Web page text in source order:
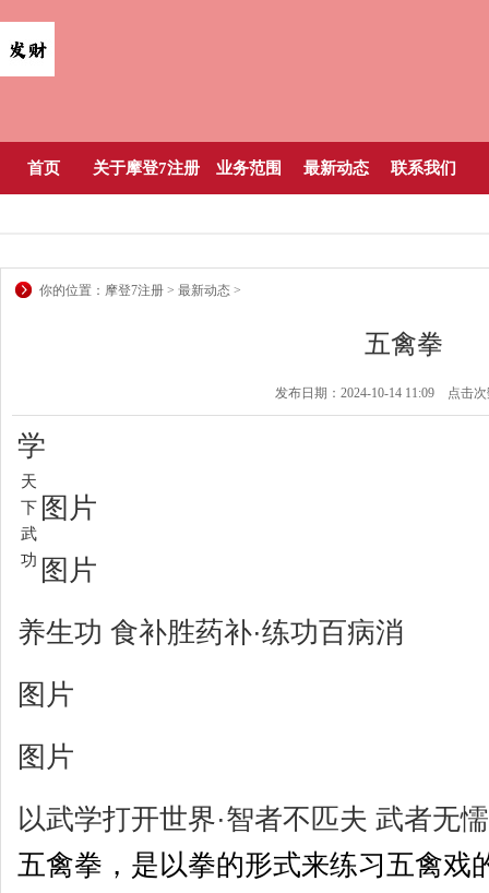
首页 关于摩登7注册 业务范围 最新动态 联系我们
你的位置： 摩登7注册 > 最新动态 >
五禽拳
发布日期：2024-10-14 11:09 点击次
学
天
下
武
功
图片
图片
养生功 食补胜药补·练功百病消
图片
图片
以武学打开世界·智者不匹夫 武者无
五禽拳，是以拳的形式来练习五禽戏